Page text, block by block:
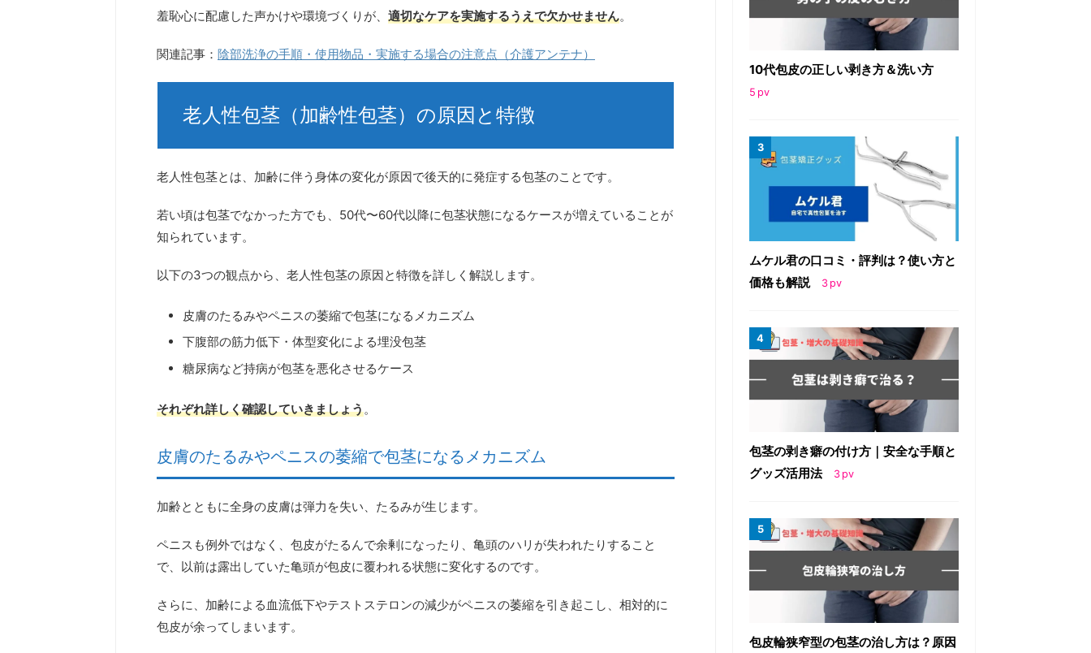
羞恥心に配慮した声かけや環境づくりが、 適切なケアを実施するうえで欠かせません。
関連記事： 陰部洗浄の手順・使用物品・実施する場合の注意点（介護アンテナ）
老人性包茎（加齢性包茎）の原因と特徴
老人性包茎とは、加齢に伴う身体の変化が原因で後天的に発症する包茎のことです。
若い頃は包茎でなかった方でも、50代〜60代以降に包茎状態になるケースが増えている ことが
知られています。
以下の3つの観点から、老人性包茎の原因と特徴を詳しく解説します。
皮膚のたるみやペニスの萎縮で包茎になるメカニズム
下腹部の筋力低下・体型変化による埋没包茎
糖尿病など持病が包茎を悪化させるケース
それぞれ詳しく確認していきましょう。
皮膚のたるみやペニスの萎縮で包茎になるメカニズム
加齢とともに全身の皮膚は弾力を失い、たるみが生じます。
ペニスも例外ではなく、包皮がたるんで余剰になったり、亀頭のハリが失われたりすること
で、 以前は露出していた亀頭が包皮に覆われる状態に変化するのです。
さらに、加齢による血流低下やテストステロンの減少がペニスの萎縮を引き起こし、相対的に
包皮が余ってしまいます。
10代包皮の正しい剥き方＆洗い方
5 pv
ムケル君の口コミ・評判は？使い方と
価格も解説
3 pv
包茎の剥き癖の付け方｜安全な手順と
グッズ活用法
3 pv
包皮輪狭窄型の包茎の治し方は？原因